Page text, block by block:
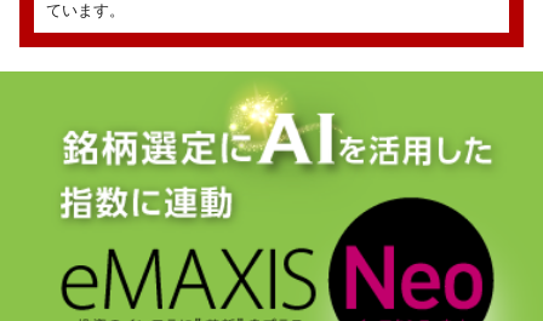
ています。